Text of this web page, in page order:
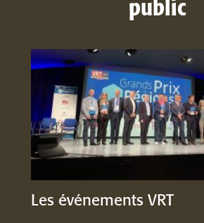
public
Les événements VRT